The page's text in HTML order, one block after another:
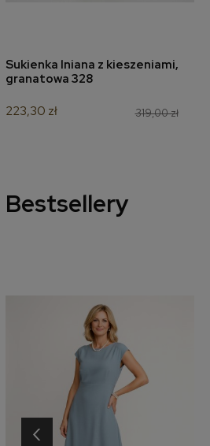
dodaj do koszyka
Sukienka lniana z kieszeniami,
granatowa 328
319,00 zł
223,30 zł
Bestsellery
‹